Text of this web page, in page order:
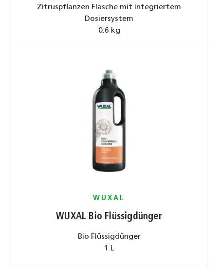
Zitruspflanzen Flasche mit integriertem
Dosiersystem
0.6 kg
WUXAL
WUXAL Bio Flüssigdünger
Bio Flüssigdünger
1 L